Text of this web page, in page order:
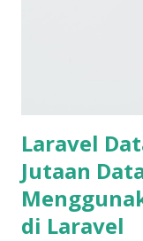
Laravel
Jutaan
di Laravel